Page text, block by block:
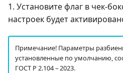
1. Установите флаг в чек-
настроек будет
Примечание! Параметры
установленные по умолчанию,
ГОСТ Р 2.104 – 2023.